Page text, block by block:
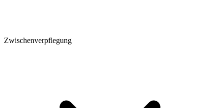
Zwischenverpflegung